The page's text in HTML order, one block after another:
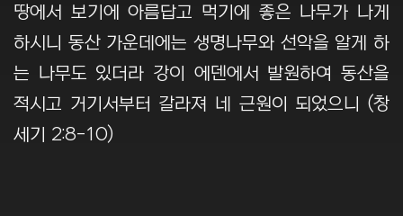
땅에서 보기에 아름답고 먹기에 좋은 나무가 나게
하시니 동산 가운데에는 생명나무와 선악을 알게 하
는 나무도 있더라 강이 에덴에서 발원하여 동산을
적시고 거기서부터 갈라져 네 근원이 되었으니 (창
세기 2:8-10)